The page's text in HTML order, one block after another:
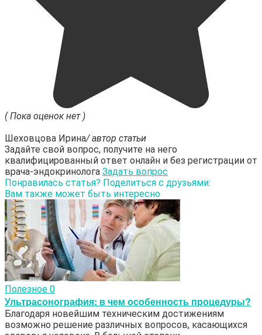
( Пока оценок нет )
Шеховцова Ирина/ автор статьи
Задайте свой вопрос, получите на него
квалифицированный ответ онлайн и без регистрации от
врача-эндокринолога Задать вопрос
Понравилась статья? Поделиться с друзьями:
Вам также может быть интересно
Полезное 0
Ультрасонография: в чем особенность процедуры?
Благодаря новейшим техническим достижениям
возможно решение различных вопросов, касающихся